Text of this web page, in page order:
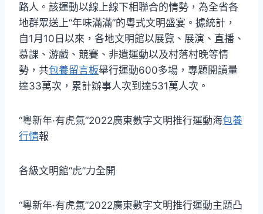
路人。該運動以線上線下相聯合的情勢，為全省各
地群眾送上“年味滿滿”的粵式文明盛宴。據統計，
自1月10日以來，各地文明館以展覽、展演、直播、
慕課、游戲、競賽、非遺運動以及村落村晚等情
勢，共包養留言板舉行運動600多場，專題閱讀量
達33萬次，累計辦事人次到達531萬人次。
“粵新年·有虎氣”2022廣東數字文明推行運動海包養
行情報
各級文明館“虎”力全開
“粵新年·有虎氣”2022廣東數字文明推行運動主題凸